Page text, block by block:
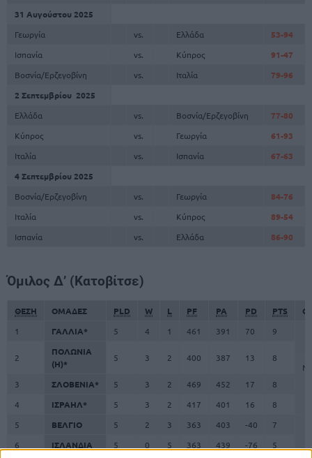
31 Αυγούστου 2025
Γεωργία
vs. Ελλάδα
53-94
Ισπανία
vs. Κύπρος
91-47
Βοσνία/Ερζεγοβίνη
vs. Ιταλία
79-96
2 Σεπτεμβρίου 2025
Ελλάδα
vs. Βοσνία/Ερζεγοβίνη
77-80
Κύπρος
vs. Γεωργία
61-93
Ιταλία
vs. Ισπανία
67-63
4 Σεπτεμβρίου 2025
Βοσνία/Ερζεγοβίνη
vs. Γεωργία
84-76
Ιταλία
vs. Κύπρος
89-54
Ισπανία
vs. Ελλάδα 86-90
Όμιλος Δ’ (Κατοβίτσε)
ΘΕΣΗ ΟΜΑΔΕΣ PLD W L PF PA PD PTS
1
ΓΑΛΛΙΑ* 5 4 1 461 391 70 9
2
ΠΟΛΩΝΙΑ
(H)*
5 3 2 400 387 13 8
3 ΣΛΟΒΕΝΙΑ* 5 3 2 469 452 17
8
4
ΙΣΡΑΗΛ* 5 3 2 417 401 16
8
5
ΒΕΛΓΙΟ 5 2 3 363 403 -40
7
6
ΙΣΛΑΝΔΙΑ 5 0 5 363 439 -76 5